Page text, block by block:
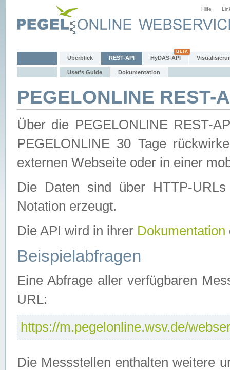
Hilfe
Überblick REST-API HyDAS-API
User's Guide Dokumentation
PEGELONLINE REST-
Über die PEGELONLINE REST-
PEGELONLINE 30 Tage
externen Webseite oder in einer
Die Daten sind über HTTP-
Notation erzeugt.
Die API wird in ihrer Dokumentation
Beispielabfragen
Eine Abfrage aller verfügbaren
URL:
https://m.pegelonline.wsv.de/
Die Messstellen enthalten weitere